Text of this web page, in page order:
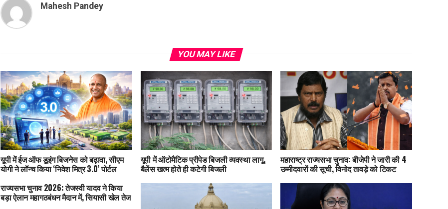
Mahesh Pandey
YOU MAY LIKE
यूपी में ईज ऑफ डूइंग बिजनेस को बढ़ावा, सीएम
योगी ने लॉन्च किया ‘निवेश मित्र 3.0’ पोर्टल
यूपी में ऑटोमैटिक प्रीपेड बिजली व्यवस्था लागू,
बैलेंस खत्म होते ही कटेगी बिजली
महाराष्ट्र राज्यसभा चुनाव: बीजेपी ने जारी की 4
उम्मीदवारों की सूची, विनोद तावड़े को टिकट
राज्यसभा चुनाव 2026: तेजस्वी यादव ने किया
बड़ा ऐलान महागठबंधन मैदान में, सियासी खेल तेज